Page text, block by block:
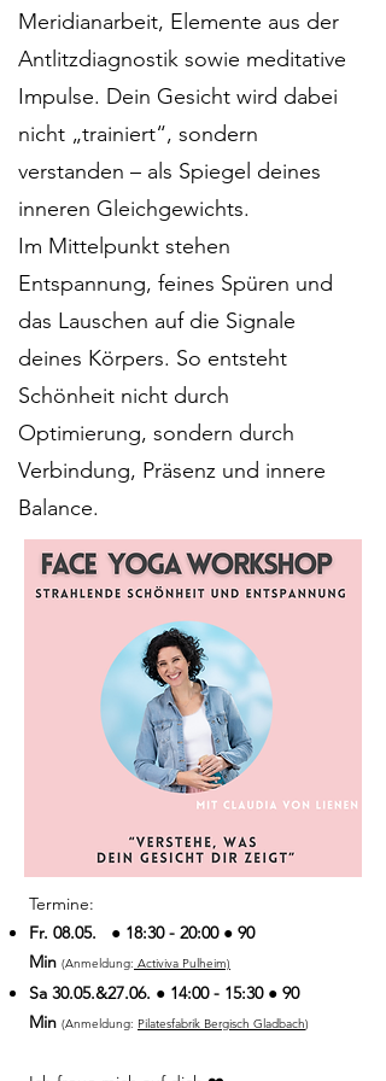
Meridianarbeit, Elemente aus der
Antlitzdiagnostik sowie meditative
Impulse. Dein Gesicht wird dabei
nicht „trainiert“, sondern
verstanden – als Spiegel deines
inneren Gleichgewichts.
Im Mittelpunkt stehen
Entspannung, feines Spüren und
das Lauschen auf die Signale
deines Körpers. So entsteht
Schönheit nicht durch
Optimierung, sondern durch
Verbindung, Präsenz und innere
Balance.
Termine:​
Fr. 08.05. ● 18:30 - 20:00 ● 90
Min (Anmeldung: Activiva Pulheim)
Sa 30.05.&27.06. ● 14:00 - 15:30 ● 90
Min (Anmeldung: Pilatesfabrik Bergisch Gladbach)